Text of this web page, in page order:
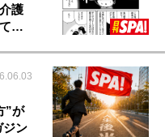
護
て…
”が
ジン